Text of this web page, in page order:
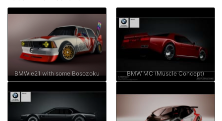
BMW e21 with some Bosozoku BMW MC (Muscle Concept)